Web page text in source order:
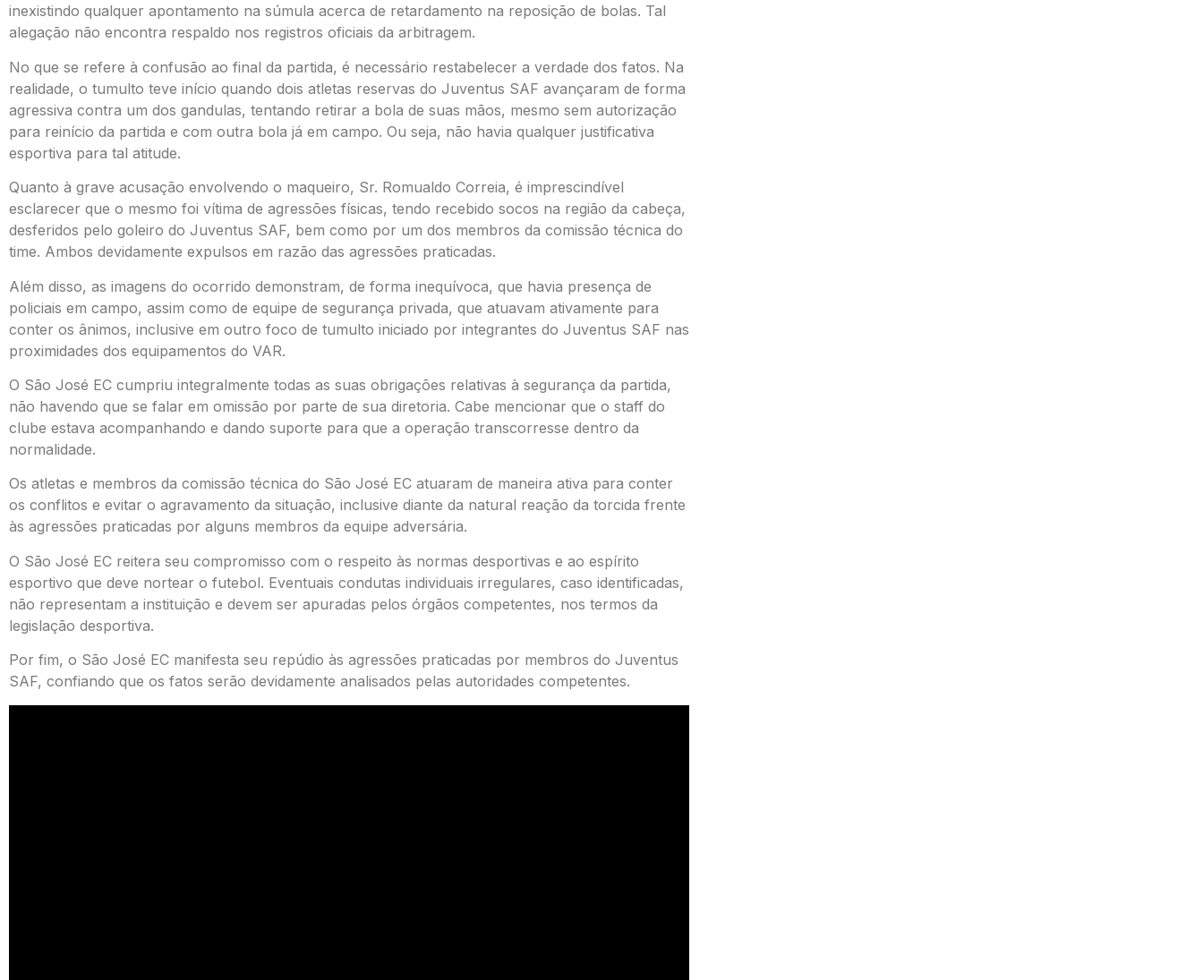
inexistindo qualquer apontamento na súmula acerca de retardamento na reposição de bolas. Tal
alegação não encontra respaldo nos registros oficiais da arbitragem.
No que se refere à confusão ao final da partida, é necessário restabelecer a verdade dos fatos. Na
realidade, o tumulto teve início quando dois atletas reservas do Juventus SAF avançaram de forma
agressiva contra um dos gandulas, tentando retirar a bola de suas mãos, mesmo sem autorização
para reinício da partida e com outra bola já em campo. Ou seja, não havia qualquer justificativa
esportiva para tal atitude.
Quanto à grave acusação envolvendo o maqueiro, Sr. Romualdo Correia, é imprescindível
esclarecer que o mesmo foi vítima de agressões físicas, tendo recebido socos na região da cabeça,
desferidos pelo goleiro do Juventus SAF, bem como por um dos membros da comissão técnica do
time. Ambos devidamente expulsos em razão das agressões praticadas.
Além disso, as imagens do ocorrido demonstram, de forma inequívoca, que havia presença de
policiais em campo, assim como de equipe de segurança privada, que atuavam ativamente para
conter os ânimos, inclusive em outro foco de tumulto iniciado por integrantes do Juventus SAF nas
proximidades dos equipamentos do VAR.
O São José EC cumpriu integralmente todas as suas obrigações relativas à segurança da partida,
não havendo que se falar em omissão por parte de sua diretoria. Cabe mencionar que o staff do
clube estava acompanhando e dando suporte para que a operação transcorresse dentro da
normalidade.
Os atletas e membros da comissão técnica do São José EC atuaram de maneira ativa para conter
os conflitos e evitar o agravamento da situação, inclusive diante da natural reação da torcida frente
às agressões praticadas por alguns membros da equipe adversária.
O São José EC reitera seu compromisso com o respeito às normas desportivas e ao espírito
esportivo que deve nortear o futebol. Eventuais condutas individuais irregulares, caso identificadas,
não representam a instituição e devem ser apuradas pelos órgãos competentes, nos termos da
legislação desportiva.
Por fim, o São José EC manifesta seu repúdio às agressões praticadas por membros do Juventus
SAF, confiando que os fatos serão devidamente analisados pelas autoridades competentes.